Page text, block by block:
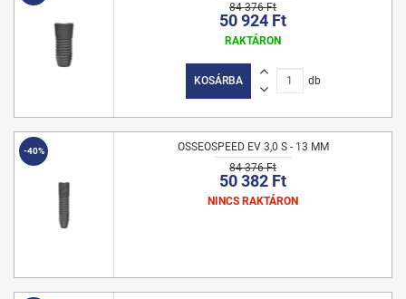
84 376 Ft
50 924 Ft
RAKTÁRON
KOSÁRBA db
-40%
OSSEOSPEED EV 3,0 S - 13 MM
84 376 Ft
50 382 Ft
NINCS RAKTÁRON